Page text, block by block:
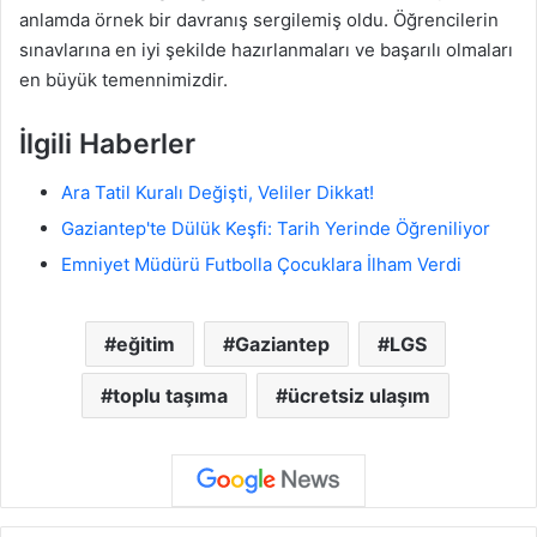
anlamda örnek bir davranış sergilemiş oldu. Öğrencilerin
sınavlarına en iyi şekilde hazırlanmaları ve başarılı olmaları
en büyük temennimizdir.
İlgili Haberler
Ara Tatil Kuralı Değişti, Veliler Dikkat!
Gaziantep'te Dülük Keşfi: Tarih Yerinde Öğreniliyor
Emniyet Müdürü Futbolla Çocuklara İlham Verdi
eğitim Gaziantep LGS
toplu taşıma ücretsiz ulaşım